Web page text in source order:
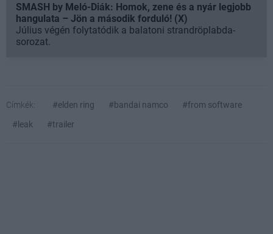
SMASH by Meló-Diák: Homok, zene és a nyár legjobb
hangulata – Jön a második forduló! (X)
Július végén folytatódik a balatoni strandröplabda-
sorozat.
Címkék: #elden ring #bandai namco
#from software
#leak
#trailer